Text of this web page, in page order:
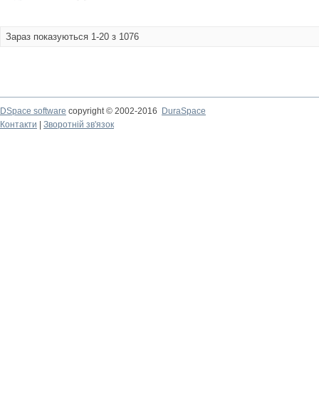
Зараз показуються 1-20 з 1076
DSpace software copyright © 2002-2016
DuraSpace
Контакти
Зворотній зв'язок